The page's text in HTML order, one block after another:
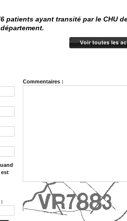
patients ayant transité par le CHU
est
:
Commentaires :